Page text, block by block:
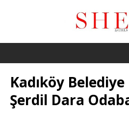
Kadıköy Belediye
Şerdil Dara